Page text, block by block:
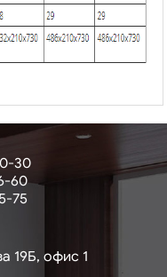
19Б, офис 1
30
60
75